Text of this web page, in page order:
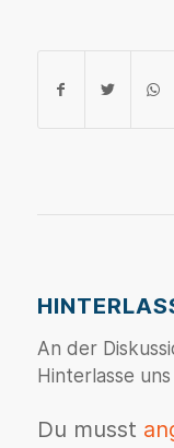
An der
Hinterlasse
Du musst